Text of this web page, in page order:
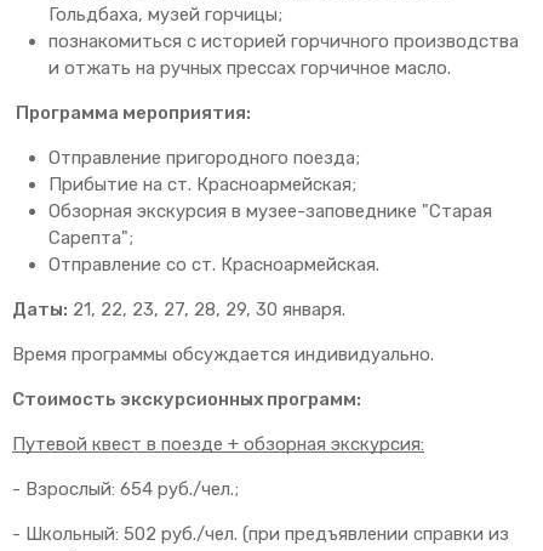
Правила проезда
Для маломобильных
пассажиров
Гольдбаха, музей горчицы;
познакомиться с историей горчичного производства
и отжать на ручных прессах горчичное масло.
Программа мероприятия:
Отправление пригородного поезда;
Прибытие на ст. Красноармейская;
Обзорная экскурсия в музее-заповеднике "Старая
Сарепта";
Отправление со ст. Красноармейская.
Даты: 21, 22, 23, 27, 28, 29, 30 января.
Время программы обсуждается индивидуально.
Стоимость экскурсионных программ:
Путевой квест в поезде + обзорная экскурсия:
- Взрослый: 654 руб./чел.;
- Школьный: 502 руб./чел. (при предъявлении справки из